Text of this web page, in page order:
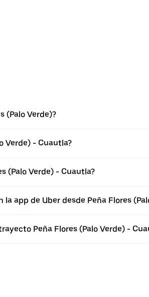
(Palo Verde)?
Verde) - Cuautla?
(Palo Verde) - Cuautla?
app de Uber desde Peña Flores
Peña Flores (Palo Verde) -